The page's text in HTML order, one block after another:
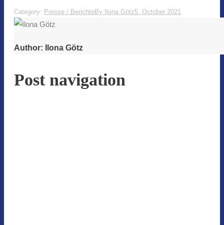
Category: Presse / BerichteBy Ilona Götz5. October 2021
Author: Ilona Götz
Post navigation